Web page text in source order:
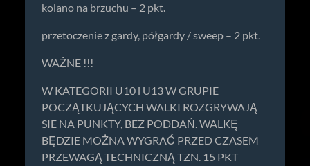
kolano na brzuchu – 2 pkt.
przetoczenie z gardy, półgardy / sweep – 2 pkt.
WAŻNE !!!
W KATEGORII U10 i U13 W GRUPIE
POCZĄTKUJĄCYCH WALKI ROZGRYWAJĄ
SIE NA PUNKTY, BEZ PODDAŃ. WALKĘ
BĘDZIE MOŻNA WYGRAĆ PRZED CZASEM
PRZEWAGĄ TECHNICZNĄ TZN. 15 PKT